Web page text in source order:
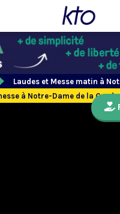
Laudes et Messe matin à
à Notre-Dame de la